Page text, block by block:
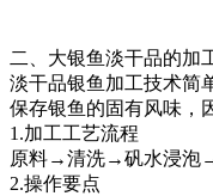
二、大银鱼淡干品的加
淡干品银鱼加工技术简
保存银鱼的固有风味，
1.加工工艺流程
原料→清洗→矾水浸泡
2.操作要点